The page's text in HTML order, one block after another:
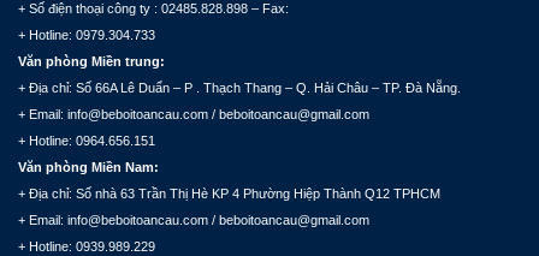
+ Số điện thoại công ty : 02485.828.898 – Fax:
+ Hotline: 0979.304.733
Văn phòng Miền trung:
+ Địa chỉ: Số 66A Lê Duẩn – P . Thạch Thang – Q. Hải Châu – TP. Đà Nẵng.
+ Email: info@beboitoancau.com / beboitoancau@gmail.com
+ Hotline: 0964.656.151
Văn phòng Miền Nam:
+ Địa chỉ: Số nhà 63 Trần Thị Hè KP 4 Phường Hiệp Thành Q12 TPHCM
+ Email: info@beboitoancau.com / beboitoancau@gmail.com
+ Hotline: 0939.989.229